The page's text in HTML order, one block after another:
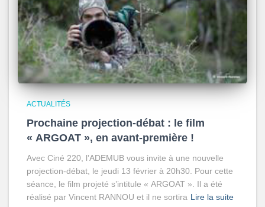
ACTUALITÉS
Prochaine projection-débat : le film
« ARGOAT », en avant-première !
Avec Ciné 220, l’ADEMUB vous invite à une nouvelle
projection-débat, le jeudi 13 février à 20h30. Pour cette
séance, le film projeté s’intitule « ARGOAT ». Il a été
réalisé par Vincent RANNOU et il ne sortira Lire la suite